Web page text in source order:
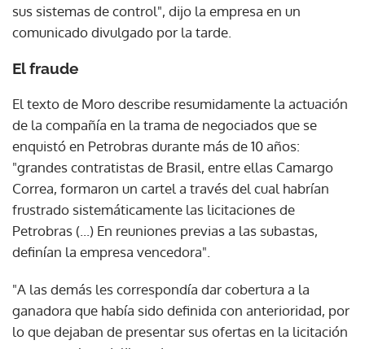
sus sistemas de control", dijo la empresa en un
comunicado divulgado por la tarde.
El fraude
El texto de Moro describe resumidamente la actuación
de la compañía en la trama de negociados que se
enquistó en Petrobras durante más de 10 años:
"grandes contratistas de Brasil, entre ellas Camargo
Correa, formaron un cartel a través del cual habrían
frustrado sistemáticamente las licitaciones de
Petrobras (...) En reuniones previas a las subastas,
definían la empresa vencedora".
"A las demás les correspondía dar cobertura a la
ganadora que había sido definida con anterioridad, por
lo que dejaban de presentar sus ofertas en la licitación